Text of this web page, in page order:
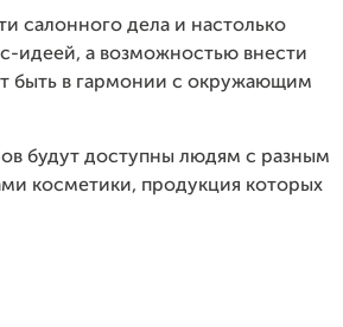
салонного дела и настолько
идеей, а возможностью внести
быть в гармонии с окружающим
будут доступны людям с разным
косметики, продукция которых